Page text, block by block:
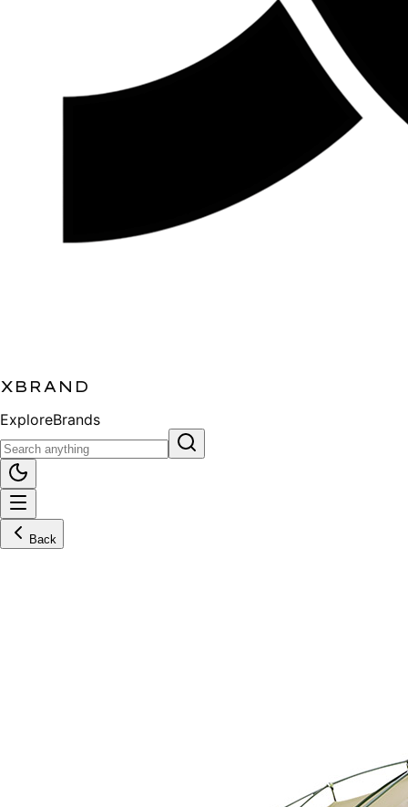
XBRAND
ExploreBrands
Back